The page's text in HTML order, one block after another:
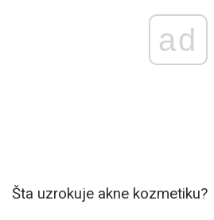
ad
Šta uzrokuje akne kozmetiku?